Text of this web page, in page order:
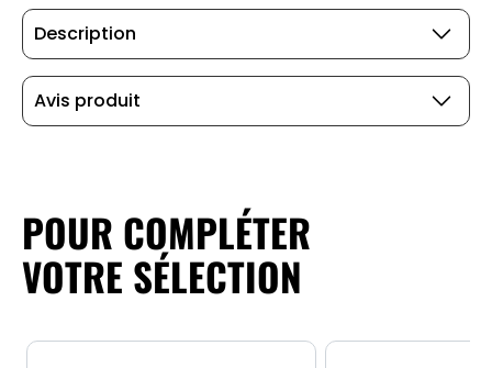
Description
Avis produit
POUR COMPLÉTER
VOTRE SÉLECTION